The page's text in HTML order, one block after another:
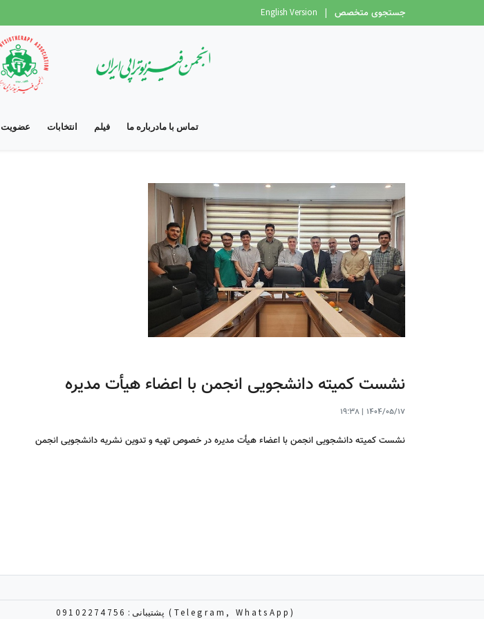
English Version | جستجوی متخصص
عضویت انتخابات فیلم درباره ماتماس با ما
نشست کمیته دانشجویی انجمن با اعضاء هیأت مدیره
1404/05/17
|
19:38
نشست کمیته دانشجویی انجمن با اعضاء هیأت مدیره در خصوص تهیه و تدوین نشریه دانشجویی انجمن
پشتیبانی : 09102274756 (Telegram, WhatsApp)